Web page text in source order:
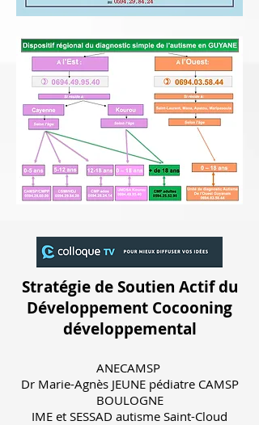
Stratégie de Soutien Actif du
Développement Cocooning
développemental
ANECAMSP
Dr Marie-Agnès JEUNE pédiatre CAMSP
BOULOGNE
IME et SESSAD autisme Saint-Cloud